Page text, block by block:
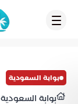
بوابة السعودية
بوابة السعودية